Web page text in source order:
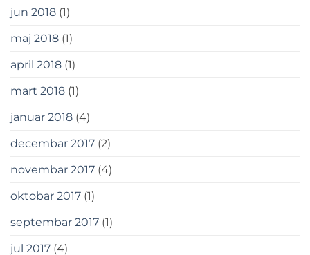
jun 2018 (1)
maj 2018 (1)
april 2018 (1)
mart 2018 (1)
januar 2018 (4)
decembar 2017 (2)
novembar 2017 (4)
oktobar 2017 (1)
septembar 2017 (1)
jul 2017 (4)